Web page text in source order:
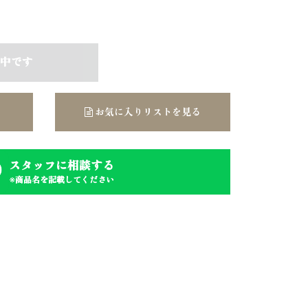
です
お気に入りリストを見る
スタッフに相談する
※商品名を記載してください